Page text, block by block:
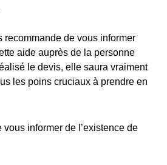
recommande de vous informer
aide auprès de la personne
le devis, elle saura vraiment
les poins cruciaux à prendre en
vous informer de l’existence de